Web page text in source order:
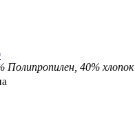
Полипропилен, 40% хлопок